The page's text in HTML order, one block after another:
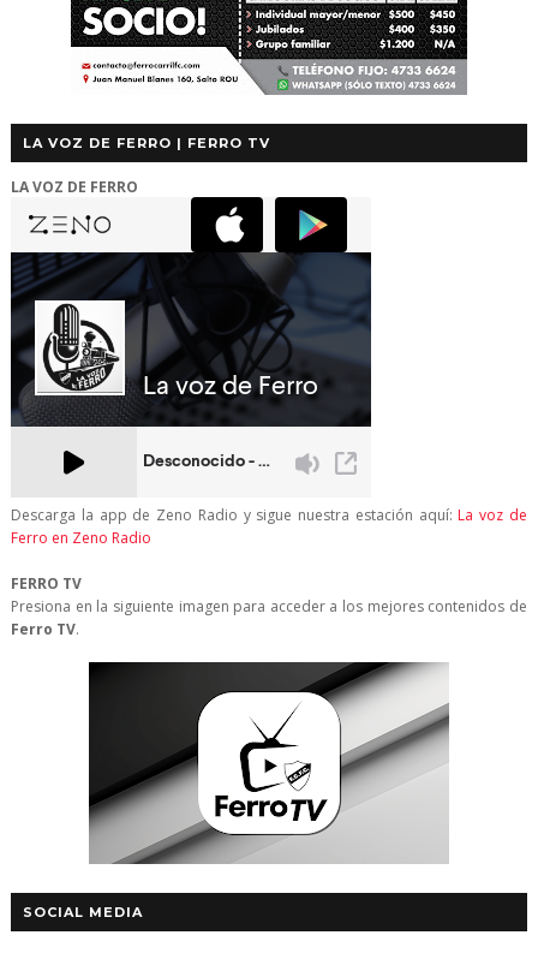
LA VOZ DE FERRO | FERRO TV
LA VOZ DE FERRO
Descarga la app de Zeno Radio y sigue nuestra estación aquí: La voz de
Ferro en Zeno Radio
FERRO TV
Presiona en la siguiente imagen para acceder a los mejores contenidos de
Ferro TV.
SOCIAL MEDIA